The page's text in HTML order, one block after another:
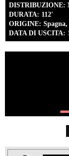
DISTRIBUZIONE:
DURATA: 112′
ORIGINE: Spagna,
DATA DI USCITA: